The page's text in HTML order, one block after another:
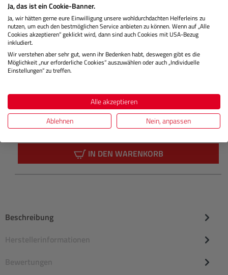
AV PRO SD V30 128 GB
Preis € 33,90
IN DEN WARENKORB
Beschreibung
Herstellerinformationen
Bewertungen
Ja, das ist ein Cookie-Banner.
Ja, wir hätten gerne eure Einwilligung unsere wohldurchdachten Helferleins zu
nutzen, um euch den bestmöglichen Service anbieten zu können. Wenn auf „Alle
Cookies akzeptieren“ geklickt wird, dann sind auch Cookies mit USA-Bezug
inkludiert.
Wir verstehen aber sehr gut, wenn ihr Bedenken habt, deswegen gibt es die
Möglichkeit „nur erforderliche Cookies“ auszuwählen oder auch „Individuelle
Einstellungen“ zu treffen.
Alle akzeptieren
Ablehnen
Nein, anpassen